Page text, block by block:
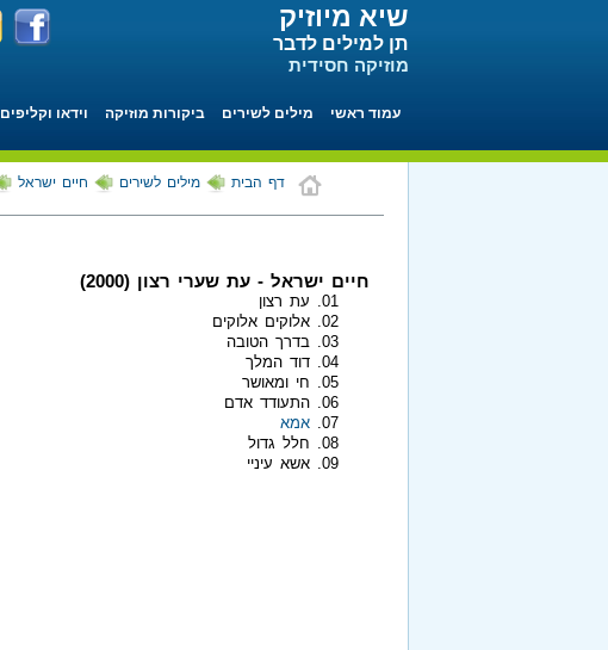
שיא מיוזיק
תן למילים לדבר
מוזיקה חסידית
עמוד ראשי מילים לשירים ביקורות מוזיקה וידאו וקליפים
דף הבית מילים לשירים חיים ישראל
חיים ישראל - עת שערי רצון (2000)
עת רצון
אלוקים אלוקים
בדרך הטובה
דוד המלך
חי ומאושר
התעודד אדם
אמא
חלל גדול
אשא עיניי